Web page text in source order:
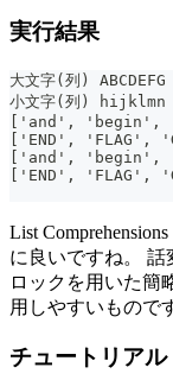
実行結果
大文字(列)
小文字(列) hijklmn
['and', 'begin',
['END', 'FLAG',
['and', 'begin',
['END', 'FLAG',
List
に良いですね。 話
ロックを用いた簡
用しやすいもので
チュートリアル